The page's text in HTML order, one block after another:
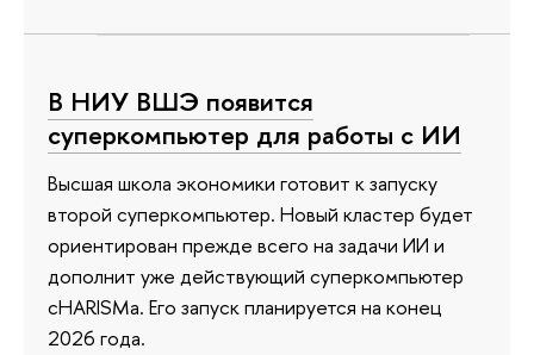
В НИУ ВШЭ появится
суперкомпьютер для работы с ИИ
Высшая школа экономики готовит к запуску
второй суперкомпьютер. Новый кластер будет
ориентирован прежде всего на задачи ИИ и
дополнит уже действующий суперкомпьютер
cHARISMa. Его запуск планируется на конец
2026 года.